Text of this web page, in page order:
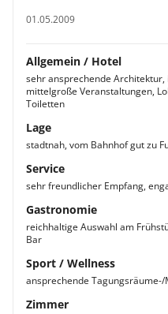
01.05.2009
Allgemein / Hotel
sehr ansprechende
mittelgroße Veranstaltungen,
Toiletten
Lage
stadtnah, vom Bahnhof gut zu
Service
sehr freundlicher Empfang,
Gastronomie
reichhaltige Auswahl am
Bar
Sport / Wellness
ansprechende
Zimmer